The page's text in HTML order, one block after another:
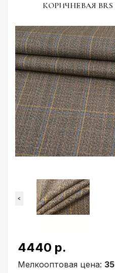
КОРИЧНЕВАЯ BRS
<
4440 р.
Мелкооптовая цена: